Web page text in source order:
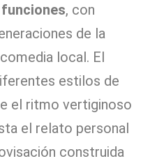
, con
de la
local. El
estilos de
el ritmo vertiginoso
el relato personal
construida